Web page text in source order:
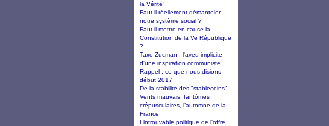
la Vérité"
Faut-il réellement démanteler
notre système social ?
Faut-il mettre en cause la
Constitution de la Ve République
?
Taxe Zucman : l'aveu implicite
d'une inspiration communiste
Rappel : ce que nous disions
début 2017
De la stabilité des "stablecoins"
Vents mauvais, fantômes
crépusculaires, l’automne de la
France
Lintrouvable politique de l'offre